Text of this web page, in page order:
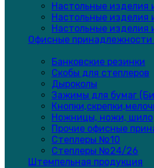
Настольные изделия
Настольные изделия
Настольные изделия
Офисные принадлежности
Банковские резинки
Скобы для степлеров
Дыроколы
Зажимы для бумаг
Ножницы, ножи, шило
Прочие офисные
Степлеры №10
Степлеры №24/26
Штемпельная продукция